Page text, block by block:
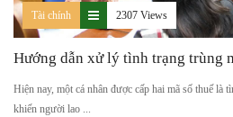
Tài chính 2307 Views
Hướng dẫn xử lý tình trạng trùng
Hiện nay, một cá nhân được cấp hai mã số thuế là
khiến người lao ...